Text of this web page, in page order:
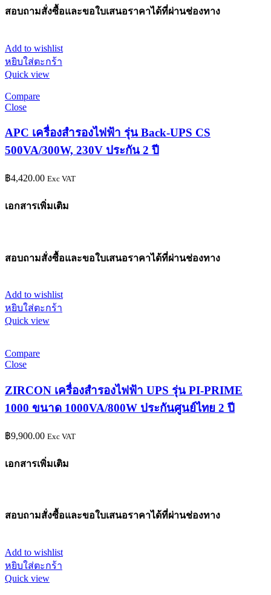
สอบถามสั่งซื้อและขอใบเสนอราคาได้ที่ผ่านช่องทาง
Add to wishlist
หยิบใส่ตะกร้า
Quick view
Compare
Close
APC เครื่องสำรองไฟฟ้า รุ่น Back-UPS CS
500VA/300W, 230V ประกัน 2 ปี
฿4,420.00 Exc VAT
เอกสารเพิ่มเติม
สอบถามสั่งซื้อและขอใบเสนอราคาได้ที่ผ่านช่องทาง
Add to wishlist
หยิบใส่ตะกร้า
Quick view
Compare
Close
ZIRCON เครื่องสำรองไฟฟ้า UPS รุ่น PI-PRIME
1000 ขนาด 1000VA/800W ประกันศูนย์ไทย 2 ปี
฿9,900.00 Exc VAT
เอกสารเพิ่มเติม
สอบถามสั่งซื้อและขอใบเสนอราคาได้ที่ผ่านช่องทาง
Add to wishlist
หยิบใส่ตะกร้า
Quick view